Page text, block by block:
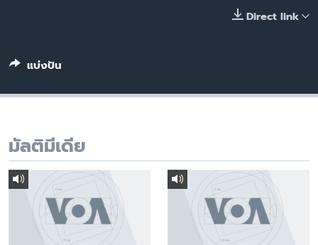
เลือกภาษา
Direct link
แบ่งปัน
มัลติมีเดีย